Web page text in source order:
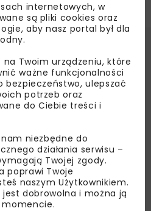
internetowych, w
są pliki cookies oraz
aby nasz portal był dla
Twoim urządzeniu, które
ważne funkcjonalności
bezpieczeństwo, ulepszać
potrzeb oraz
do Ciebie treści i
niezbędne do
działania serwisu –
Twojej zgody.
poprawi Twoje
naszym Użytkownikiem.
dobrowolna i można ją